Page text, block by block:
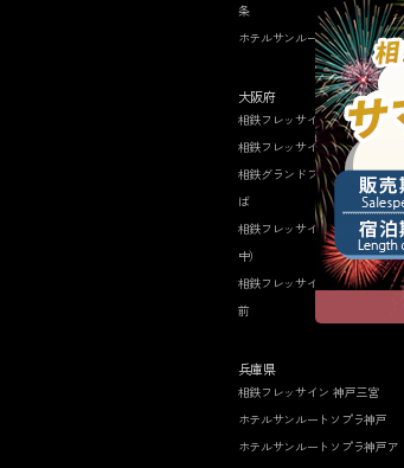
条
ホテルサンルート福知山
大阪府
相鉄フレッサイン 北浜
相鉄フレッサイン 大阪心斎橋
相鉄グランドフレッサ 大阪なん
ば
相鉄フレッサイン 淀屋橋（休業
中）
相鉄フレッサイン 大阪なんば駅
前
兵庫県
相鉄フレッサイン 神戸三宮
ホテルサンルートソプラ神戸
ホテルサンルートソプラ神戸ア